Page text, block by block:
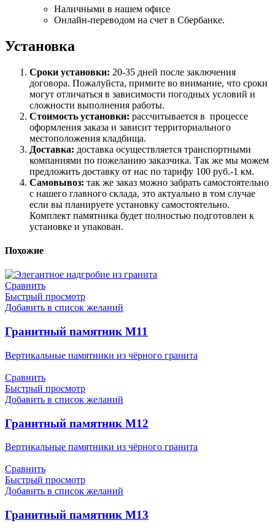
Наличными в нашем офисе
Онлайн-переводом на счет в Сбербанке.
Установка
Сроки установки: 20-35 дней после заключения
договора. Пожалуйста, примите во внимание, что сроки
могут отличаться в зависимости погодных условий и
сложности выполнения работы.
Стоимость установки: рассчитывается в процессе
оформления заказа и зависит территориального
местоположения кладбища.
Доставка: доставка осуществляется транспортными
компаниями по пожеланию заказчика. Так же мы можем
предложить доставку от нас по тарифу 100 руб.-1 км.
Самовывоз: так же заказ можно забрать самостоятельно
с нашего главного склада, это актуально в том случае
если вы планируете установку самостоятельно.
Комплект памятника будет полностью подготовлен к
установке и упакован.
Похожие
Сравнить
Быстрый просмотр
Добавить в список желаний
Гранитный памятник М11
Вертикальные памятники из чёрного гранита
Сравнить
Быстрый просмотр
Добавить в список желаний
Гранитный памятник М12
Вертикальные памятники из чёрного гранита
Сравнить
Быстрый просмотр
Добавить в список желаний
Гранитный памятник М13